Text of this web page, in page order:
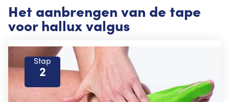
Het aanbrengen van de tape
voor hallux valgus
Stap
2